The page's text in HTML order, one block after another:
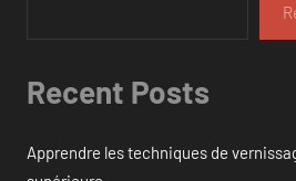
Recent Posts
Apprendre les techniques de